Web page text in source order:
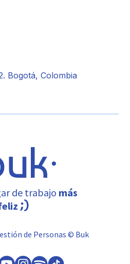
Bogotá, Colombia
de trabajo más
de Personas © Buk